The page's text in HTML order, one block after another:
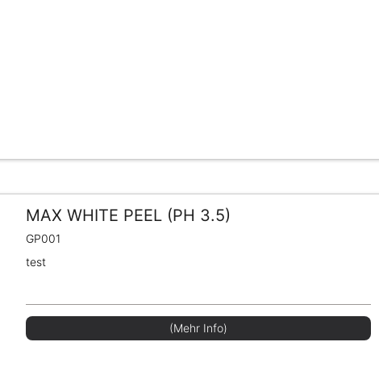
MAX WHITE PEEL (PH 3.5)
GP001
test
(Mehr Info)